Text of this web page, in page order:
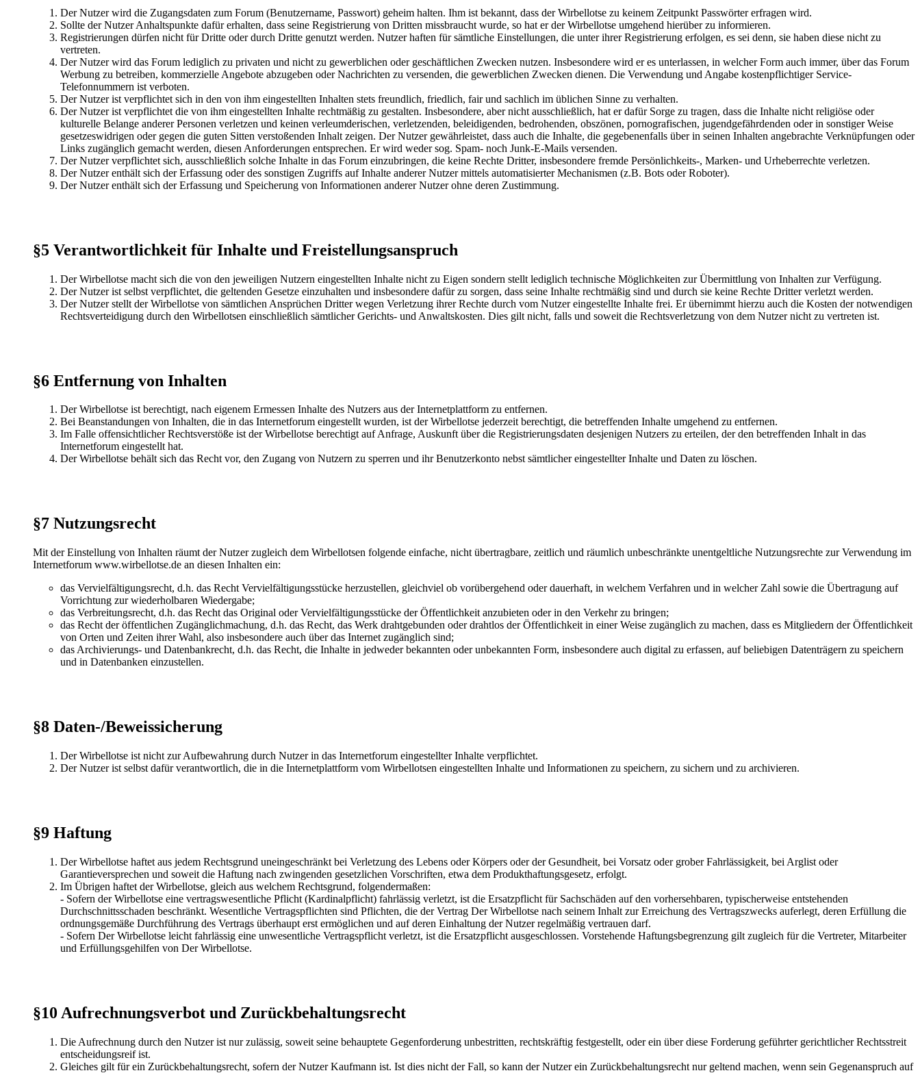
Der Nutzer wird die Zugangsdaten zum Forum (Benutzername, Passwort) geheim halten. Ihm ist bekannt, dass der Wirbellotse zu keinem Zeitpunkt Passwörter erfragen wird.
Sollte der Nutzer Anhaltspunkte dafür erhalten, dass seine Registrierung von Dritten missbraucht wurde, so hat er der Wirbellotse umgehend hierüber zu informieren.
Registrierungen dürfen nicht für Dritte oder durch Dritte genutzt werden. Nutzer haften für sämtliche Einstellungen, die unter ihrer Registrierung erfolgen, es sei denn, sie haben diese nicht zu
vertreten.
Der Nutzer wird das Forum lediglich zu privaten und nicht zu gewerblichen oder geschäftlichen Zwecken nutzen. Insbesondere wird er es unterlassen, in welcher Form auch immer, über das Forum
Werbung zu betreiben, kommerzielle Angebote abzugeben oder Nachrichten zu versenden, die gewerblichen Zwecken dienen. Die Verwendung und Angabe kostenpflichtiger Service-
Telefonnummern ist verboten.
Der Nutzer ist verpflichtet sich in den von ihm eingestellten Inhalten stets freundlich, friedlich, fair und sachlich im üblichen Sinne zu verhalten.
Der Nutzer ist verpflichtet die von ihm eingestellten Inhalte rechtmäßig zu gestalten. Insbesondere, aber nicht ausschließlich, hat er dafür Sorge zu tragen, dass die Inhalte nicht religiöse oder
kulturelle Belange anderer Personen verletzen und keinen verleumderischen, verletzenden, beleidigenden, bedrohenden, obszönen, pornografischen, jugendgefährdenden oder in sonstiger Weise
gesetzeswidrigen oder gegen die guten Sitten verstoßenden Inhalt zeigen. Der Nutzer gewährleistet, dass auch die Inhalte, die gegebenenfalls über in seinen Inhalten angebrachte Verknüpfungen oder
Links zugänglich gemacht werden, diesen Anforderungen entsprechen. Er wird weder sog. Spam- noch Junk-E-Mails versenden.
Der Nutzer verpflichtet sich, ausschließlich solche Inhalte in das Forum einzubringen, die keine Rechte Dritter, insbesondere fremde Persönlichkeits-, Marken- und Urheberrechte verletzen.
Der Nutzer enthält sich der Erfassung oder des sonstigen Zugriffs auf Inhalte anderer Nutzer mittels automatisierter Mechanismen (z.B. Bots oder Roboter).
Der Nutzer enthält sich der Erfassung und Speicherung von Informationen anderer Nutzer ohne deren Zustimmung.
§5 Verantwortlichkeit für Inhalte und Freistellungsanspruch
Der Wirbellotse macht sich die von den jeweiligen Nutzern eingestellten Inhalte nicht zu Eigen sondern stellt lediglich technische Möglichkeiten zur Übermittlung von Inhalten zur Verfügung.
Der Nutzer ist selbst verpflichtet, die geltenden Gesetze einzuhalten und insbesondere dafür zu sorgen, dass seine Inhalte rechtmäßig sind und durch sie keine Rechte Dritter verletzt werden.
Der Nutzer stellt der Wirbellotse von sämtlichen Ansprüchen Dritter wegen Verletzung ihrer Rechte durch vom Nutzer eingestellte Inhalte frei. Er übernimmt hierzu auch die Kosten der notwendigen
Rechtsverteidigung durch den Wirbellotsen einschließlich sämtlicher Gerichts- und Anwaltskosten. Dies gilt nicht, falls und soweit die Rechtsverletzung von dem Nutzer nicht zu vertreten ist.
§6 Entfernung von Inhalten
Der Wirbellotse ist berechtigt, nach eigenem Ermessen Inhalte des Nutzers aus der Internetplattform zu entfernen.
Bei Beanstandungen von Inhalten, die in das Internetforum eingestellt wurden, ist der Wirbellotse jederzeit berechtigt, die betreffenden Inhalte umgehend zu entfernen.
Im Falle offensichtlicher Rechtsverstöße ist der Wirbellotse berechtigt auf Anfrage, Auskunft über die Registrierungsdaten desjenigen Nutzers zu erteilen, der den betreffenden Inhalt in das
Internetforum eingestellt hat.
Der Wirbellotse behält sich das Recht vor, den Zugang von Nutzern zu sperren und ihr Benutzerkonto nebst sämtlicher eingestellter Inhalte und Daten zu löschen.
§7 Nutzungsrecht
Mit der Einstellung von Inhalten räumt der Nutzer zugleich dem Wirbellotsen folgende einfache, nicht übertragbare, zeitlich und räumlich unbeschränkte unentgeltliche Nutzungsrechte zur Verwendung im
Internetforum www.wirbellotse.de an diesen Inhalten ein:
das Vervielfältigungsrecht, d.h. das Recht Vervielfältigungsstücke herzustellen, gleichviel ob vorübergehend oder dauerhaft, in welchem Verfahren und in welcher Zahl sowie die Übertragung auf
Vorrichtung zur wiederholbaren Wiedergabe;
das Verbreitungsrecht, d.h. das Recht das Original oder Vervielfältigungsstücke der Öffentlichkeit anzubieten oder in den Verkehr zu bringen;
das Recht der öffentlichen Zugänglichmachung, d.h. das Recht, das Werk drahtgebunden oder drahtlos der Öffentlichkeit in einer Weise zugänglich zu machen, dass es Mitgliedern der Öffentlichkeit
von Orten und Zeiten ihrer Wahl, also insbesondere auch über das Internet zugänglich sind;
das Archivierungs- und Datenbankrecht, d.h. das Recht, die Inhalte in jedweder bekannten oder unbekannten Form, insbesondere auch digital zu erfassen, auf beliebigen Datenträgern zu speichern
und in Datenbanken einzustellen.
§8 Daten-/Beweissicherung
Der Wirbellotse ist nicht zur Aufbewahrung durch Nutzer in das Internetforum eingestellter Inhalte verpflichtet.
Der Nutzer ist selbst dafür verantwortlich, die in die Internetplattform vom Wirbellotsen eingestellten Inhalte und Informationen zu speichern, zu sichern und zu archivieren.
§9 Haftung
Der Wirbellotse haftet aus jedem Rechtsgrund uneingeschränkt bei Verletzung des Lebens oder Körpers oder der Gesundheit, bei Vorsatz oder grober Fahrlässigkeit, bei Arglist oder
Garantieversprechen und soweit die Haftung nach zwingenden gesetzlichen Vorschriften, etwa dem Produkthaftungsgesetz, erfolgt.
Im Übrigen haftet der Wirbellotse, gleich aus welchem Rechtsgrund, folgendermaßen:
- Sofern der Wirbellotse eine vertragswesentliche Pflicht (Kardinalpflicht) fahrlässig verletzt, ist die Ersatzpflicht für Sachschäden auf den vorhersehbaren, typischerweise entstehenden
Durchschnittsschaden beschränkt. Wesentliche Vertragspflichten sind Pflichten, die der Vertrag Der Wirbellotse nach seinem Inhalt zur Erreichung des Vertragszwecks auferlegt, deren Erfüllung die
ordnungsgemäße Durchführung des Vertrags überhaupt erst ermöglichen und auf deren Einhaltung der Nutzer regelmäßig vertrauen darf.
- Sofern Der Wirbellotse leicht fahrlässig eine unwesentliche Vertragspflicht verletzt, ist die Ersatzpflicht ausgeschlossen. Vorstehende Haftungsbegrenzung gilt zugleich für die Vertreter, Mitarbeiter
und Erfüllungsgehilfen von Der Wirbellotse.
§10 Aufrechnungsverbot und Zurückbehaltungsrecht
Die Aufrechnung durch den Nutzer ist nur zulässig, soweit seine behauptete Gegenforderung unbestritten, rechtskräftig festgestellt, oder ein über diese Forderung geführter gerichtlicher Rechtsstreit
entscheidungsreif ist.
Gleiches gilt für ein Zurückbehaltungsrecht, sofern der Nutzer Kaufmann ist. Ist dies nicht der Fall, so kann der Nutzer ein Zurückbehaltungsrecht nur geltend machen, wenn sein Gegenanspruch auf